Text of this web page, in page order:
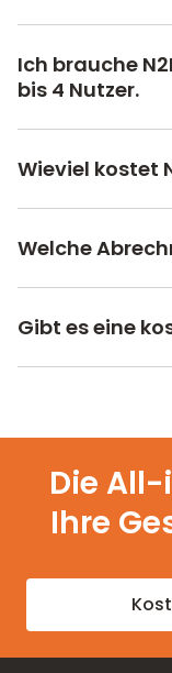
Ich brauche
bis 4 Nutzer.
Wieviel kostet
Welche
Gibt es eine
Die
Ihre